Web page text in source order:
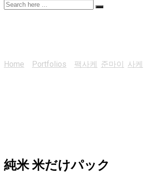
Home Portfolios 팩사케 준마이 사케
純米 米だけパック